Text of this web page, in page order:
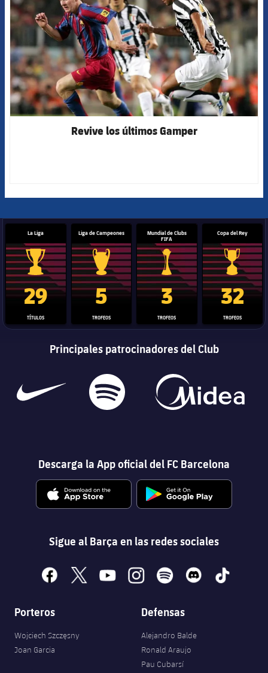
Revive los últimos Gamper
La Liga
Trofeo de La Liga
29
TÍTULOS
Liga de Campeones
Trofeo de la Liga de Campeones
5
TROFEOS
Mundial de Clubs
FIFA
Trofeo del Mundial de
3
TROFEOS
Copa del Rey
Copa del
32
TROFEOS
Principales patrocinadores del Club
Descarga la App oficial del FC Barcelona
Sigue al Barça en las redes sociales
facebook
x youtubeinstagramspotify discord tiktok
Porteros
Wojciech Szczęsny
Joan Garcia
Defensas
Alejandro Balde
Ronald Araujo
Pau Cubarsí